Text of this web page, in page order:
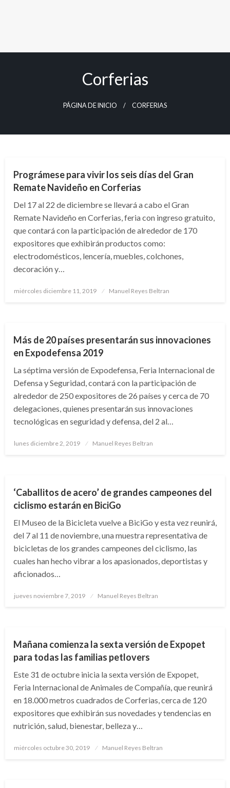
Corferias
PÁGINA DE INICIO CORFERIAS
Prográmese para vivir los seis días del Gran
Remate Navideño en Corferias
Del 17 al 22 de diciembre se llevará a cabo el Gran
Remate Navideño en Corferias, feria con ingreso gratuito,
que contará con la participación de alrededor de 170
expositores que exhibirán productos como:
electrodomésticos, lencería, muebles, colchones,
decoración y…
Publicado
miércoles diciembre 11, 2019 Manuel Reyes Beltran
Más de 20 países presentarán sus innovaciones
en Expodefensa 2019
La séptima versión de Expodefensa, Feria Internacional de
Defensa y Seguridad, contará con la participación de
alrededor de 250 expositores de 26 países y cerca de 70
delegaciones, quienes presentarán sus innovaciones
tecnológicas en seguridad y defensa, del 2 al…
Publicado
lunes diciembre 2, 2019 Manuel Reyes Beltran
‘Caballitos de acero’ de grandes campeones del
ciclismo estarán en BiciGo
El Museo de la Bicicleta vuelve a BiciGo y esta vez reunirá,
del 7 al 11 de noviembre, una muestra representativa de
bicicletas de los grandes campeones del ciclismo, las
cuales han hecho vibrar a los apasionados, deportistas y
aficionados…
Publicado
jueves noviembre 7, 2019 Manuel Reyes Beltran
Mañana comienza la sexta versión de Expopet
para todas las familias petlovers
Este 31 de octubre inicia la sexta versión de Expopet,
Feria Internacional de Animales de Compañía, que reunirá
en 18.000 metros cuadrados de Corferias, cerca de 120
expositores que exhibirán sus novedades y tendencias en
nutrición, salud, bienestar, belleza y…
Publicado
miércoles octubre 30, 2019 Manuel Reyes Beltran